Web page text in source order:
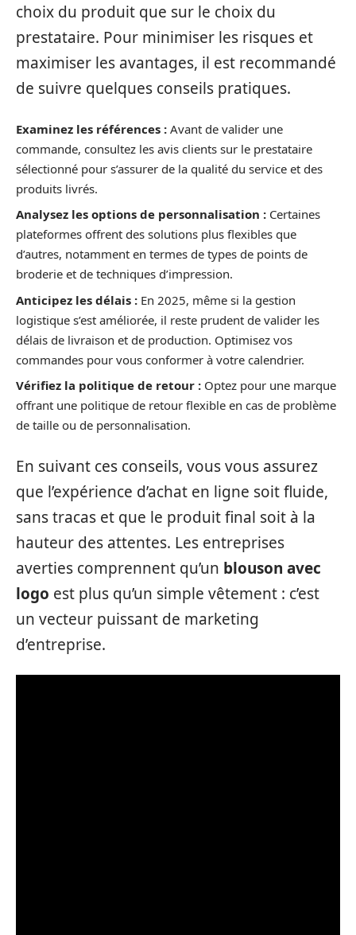
choix du produit que sur le choix du
prestataire. Pour minimiser les risques et
maximiser les avantages, il est recommandé
de suivre quelques conseils pratiques.
Examinez les références : Avant de valider une
commande, consultez les avis clients sur le prestataire
sélectionné pour s’assurer de la qualité du service et des
produits livrés.
Analysez les options de personnalisation : Certaines
plateformes offrent des solutions plus flexibles que
d’autres, notamment en termes de types de points de
broderie et de techniques d’impression.
Anticipez les délais : En 2025, même si la gestion
logistique s’est améliorée, il reste prudent de valider les
délais de livraison et de production. Optimisez vos
commandes pour vous conformer à votre calendrier.
Vérifiez la politique de retour : Optez pour une marque
offrant une politique de retour flexible en cas de problème
de taille ou de personnalisation.
En suivant ces conseils, vous vous assurez
que l’expérience d’achat en ligne soit fluide,
sans tracas et que le produit final soit à la
hauteur des attentes. Les entreprises
averties comprennent qu’un blouson avec
logo est plus qu’un simple vêtement : c’est
un vecteur puissant de marketing
d’entreprise.